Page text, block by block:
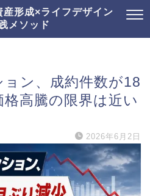
形成×ライフデザイン
メソッド
ン、成約件数が18
高騰の限界は近い
2026年6月2日